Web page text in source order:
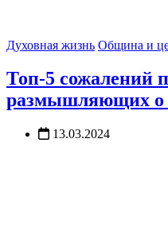
Духовная жизнь Община и
Топ-5 сожалений
размышляющих о
13.03.2024